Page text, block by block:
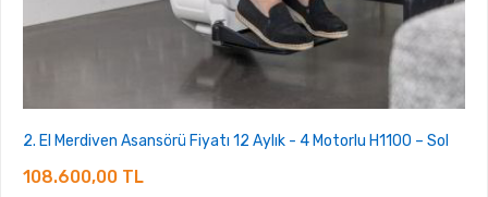
2. El Merdiven Asansörü Fiyatı 12 Aylık - 4 Motorlu H1100 – Sol
108.600,00 TL